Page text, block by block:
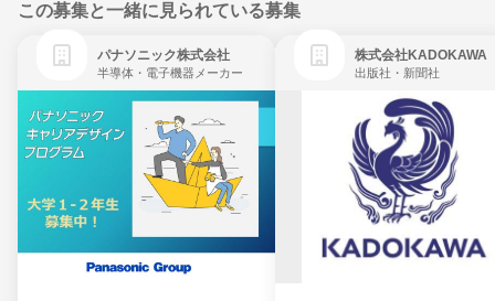
この募集と一緒に見られている募集
パナソニック株式会社
半導体・電子機器メーカー
株式会社KADOKAWA
出版社・新聞社